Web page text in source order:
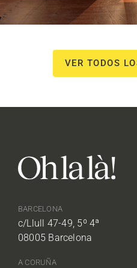
VER TODOS
BARCELONA
c/Llull 47-49, 5º 4ª
08005 Barcelona
A CORUÑA